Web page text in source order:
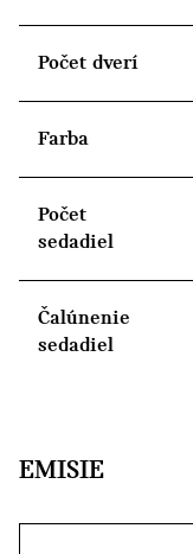
Počet dverí
Farba
Počet
sedadiel
Čalúnenie
sedadiel
EMISIE